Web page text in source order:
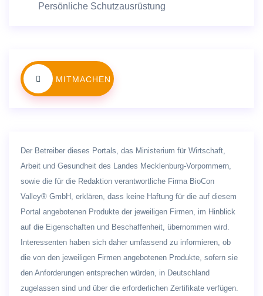
Persönliche Schutzausrüstung
MITMACHEN
Der Betreiber dieses Portals, das Ministerium für Wirtschaft,
Arbeit und Gesundheit des Landes Mecklenburg-Vorpommern,
sowie die für die Redaktion verantwortliche Firma BioCon
Valley® GmbH, erklären, dass keine Haftung für die auf diesem
Portal angebotenen Produkte der jeweiligen Firmen, im Hinblick
auf die Eigenschaften und Beschaffenheit, übernommen wird.
Interessenten haben sich daher umfassend zu informieren, ob
die von den jeweiligen Firmen angebotenen Produkte, sofern sie
den Anforderungen entsprechen würden, in Deutschland
zugelassen sind und über die erforderlichen Zertifikate verfügen.